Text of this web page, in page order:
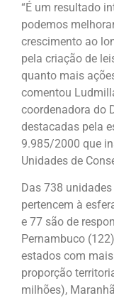
“É um resultado
podemos
crescimento ao
pela criação de
quanto mais
comentou
coordenadora do
destacadas pela
9.985/2000 que
Unidades de
Das 738
pertencem à
e 77 são de
Pernambuco
estados com
proporção
milhões),